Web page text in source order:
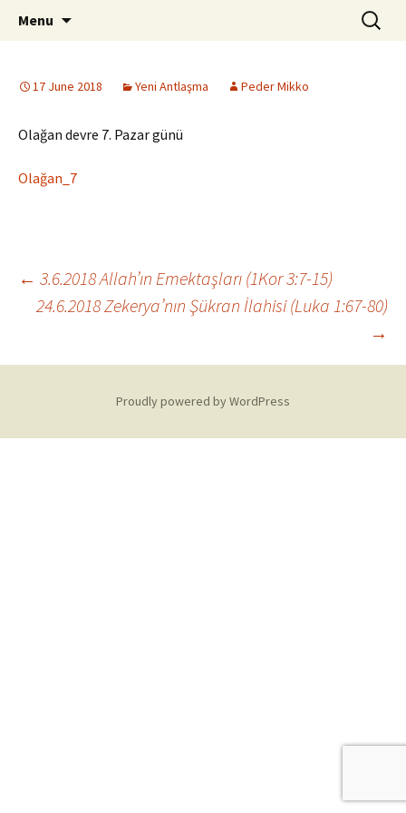
ILC
Menu
Search
for:
17 June 2018 Yeni Antlaşma Peder Mikko
Olağan devre 7. Pazar günü
Olağan_7
Post
← 3.6.2018 Allah’ın Emektaşları (1Kor 3:7-15)
24.6.2018 Zekerya’nın Şükran İlahisi (Luka 1:67-80)
→
Proudly powered by WordPress